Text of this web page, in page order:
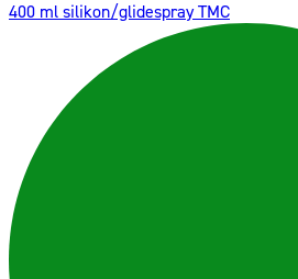
400 ml silikon/glidespray TMC